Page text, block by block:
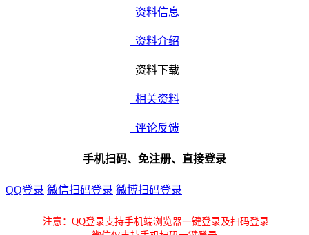
资料信息
资料介绍
资料下载
相关资料
评论反馈
手机扫码、免注册、直接登录
QQ登录 微信扫码登录 微博扫码登录
注意：QQ登录支持手机端浏览器一键登录及扫码登录